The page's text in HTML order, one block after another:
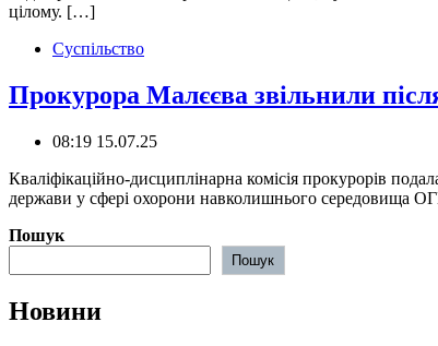
цілому. […]
Суспільство
Прокурора Малєєва звільнили
08:19 15.07.25
Кваліфікаційно-дисциплінарна комісія прокурорів
держави у сфері охорони навколишнього середовища
Пошук
Пошук
Новини